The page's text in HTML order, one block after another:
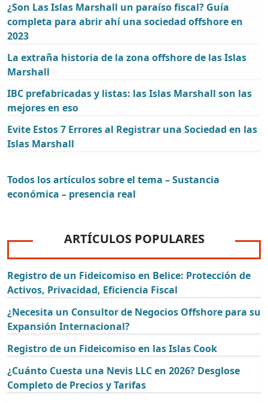
¿Son Las Islas Marshall un paraíso fiscal? Guía
completa para abrir ahí una sociedad offshore en
2023
La extraña historia de la zona offshore de las Islas
Marshall
IBC prefabricadas y listas: las Islas Marshall son las
mejores en eso
Evite Estos 7 Errores al Registrar una Sociedad en las
Islas Marshall
Todos los artículos sobre el tema – Sustancia
económica – presencia real
ARTÍCULOS POPULARES
Registro de un Fideicomiso en Belice: Protección de
Activos, Privacidad, Eficiencia Fiscal
¿Necesita un Consultor de Negocios Offshore para su
Expansión Internacional?
Registro de un Fideicomiso en las Islas Cook
¿Cuánto Cuesta una Nevis LLC en 2026? Desglose
Completo de Precios y Tarifas